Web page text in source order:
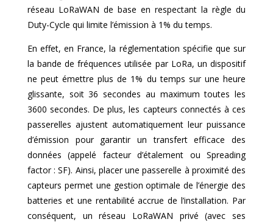
réseau LoRaWAN de base en respectant la règle du
Duty-Cycle qui limite l’émission à 1% du temps.
En effet, en France, la réglementation spécifie que sur
la bande de fréquences utilisée par LoRa, un dispositif
ne peut émettre plus de 1% du temps sur une heure
glissante, soit 36 secondes au maximum toutes les
3600 secondes. De plus, les capteurs connectés à ces
passerelles ajustent automatiquement leur puissance
d’émission pour garantir un transfert efficace des
données (appelé facteur d’étalement ou Spreading
factor : SF). Ainsi, placer une passerelle à proximité des
capteurs permet une gestion optimale de l’énergie des
batteries et une rentabilité accrue de l’installation. Par
conséquent, un réseau LoRaWAN privé (avec ses